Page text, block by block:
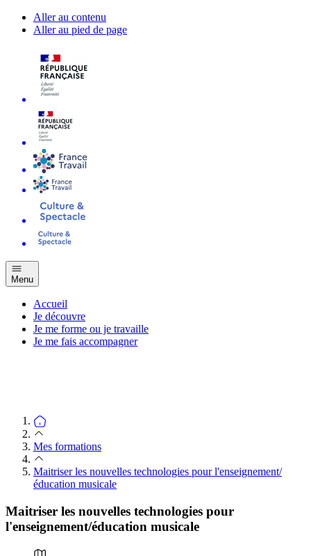
Aller au contenu
Aller au pied de page
Menu
Accueil
Je découvre
Je me forme ou je travaille
Je me fais accompagner
Mes formations
Maitriser les nouvelles technologies pour l'enseignement/
éducation musicale
Maitriser les nouvelles technologies pour
l'enseignement/éducation musicale